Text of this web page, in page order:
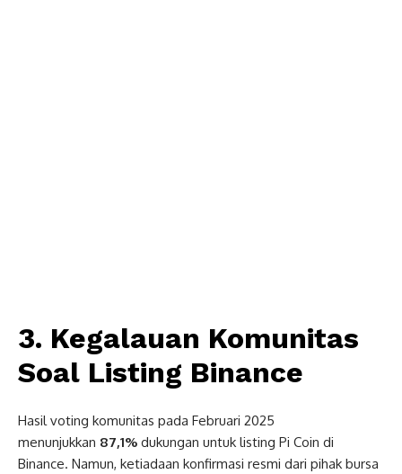
3. Kegalauan Komunitas
Soal Listing Binance
Hasil voting komunitas pada Februari 2025
menunjukkan 87,1% dukungan untuk listing Pi Coin di
Binance. Namun, ketiadaan konfirmasi resmi dari pihak bursa